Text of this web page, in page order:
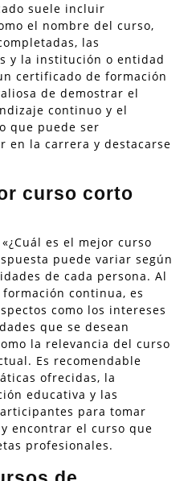
suele incluir
el nombre del curso,
las
y la institución o entidad
certificado de formación
de demostrar el
continuo y el
que puede ser
en la carrera y destacarse
curso corto
es el mejor curso
puede variar según
de cada persona. Al
continua, es
como los intereses
que se desean
la relevancia del curso
Es recomendable
ofrecidas, la
educativa y las
para tomar
encontrar el curso que
profesionales.